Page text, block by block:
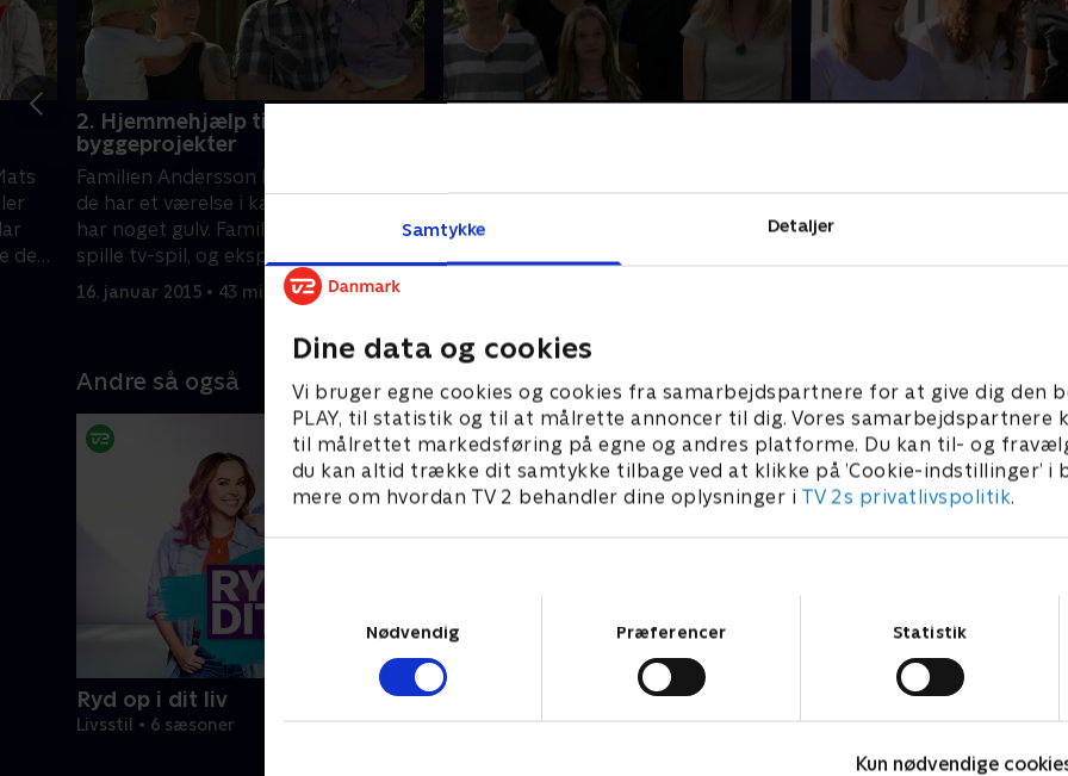
Samtykke Detaljer
Dine data og cookies
Vi bruger egne cookies og cookies fra samarbejdspartnere for at give dig den
PLAY, til statistik og til at målrette annoncer til dig. Vores samarbejdspartnere
til målrettet markedsføring på egne og andres platforme. Du kan til- og
du kan altid trække dit samtykke tilbage ved at klikke på ’Cookie-indstillinger’ i
mere om hvordan TV 2 behandler dine oplysninger i TV 2s privatlivspolitik.
Nødvendig
Præferencer Statistik
Kun nødvendige
de
2. Hjemmehjælp til
byggeprojekter
Familien Andersson bor i Asarum, og
de har et værelse i kælderen, som ikke
har noget gulv. Familien elsker at
spille tv-spil, og eksperttrioen går i
gang med kælderværelset, så det
bliver et afslapnings- og spillerum for
hele familien - inspireret af
instruktøren Tim Burton.
16. januar 2015 • 43 min
er italiener, og han elsker cykling og
espresso, så eksperttrioen går i gang
espressobar. Og uden for garagen
skal der laves et miljø, som leder
tankerne hen på Middelhavet.
Deres veranda er styrtet
Andre så også
Ryd op i dit liv
Livsstil • 6 sæsoner
Franske drømmeslotte